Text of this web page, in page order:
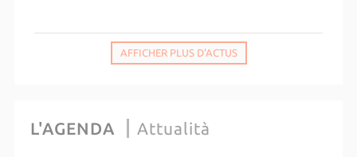
AFFICHER PLUS D'ACTUS
L'AGENDA Attualità